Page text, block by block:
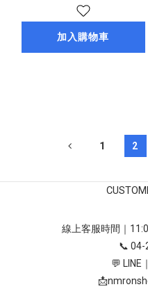
加入購物車
1 2
線上客服時間｜
📞 04-
💬 LINE｜
📩